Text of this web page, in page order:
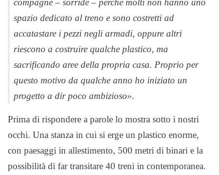
compagne – sorride – perché molti non hanno uno
spazio dedicato al treno e sono costretti ad
accatastare i pezzi negli armadi, oppure altri
riescono a costruire qualche plastico, ma
sacrificando aree della propria casa. Proprio per
questo motivo da qualche anno ho iniziato un
progetto a dir poco ambizioso».
Prima di rispondere a parole lo mostra sotto i nostri
occhi. Una stanza in cui si erge un plastico enorme,
con paesaggi in allestimento, 500 metri di binari e la
possibilità di far transitare 40 treni in contemporanea.